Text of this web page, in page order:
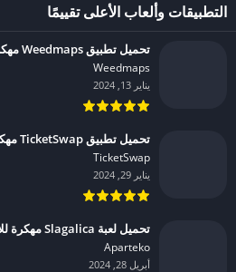
التطبيقات وألعاب الأعلى تقييمًا
تحميل تطبيق Weedmaps مهكر للاندرويد 2024
Weedmaps‏
يناير 13, 2024
تحميل تطبيق TicketSwap مهكر للاندرويد 2024
TicketSwap‏
يناير 29, 2024
تحميل لعبة Slagalica مهكرة للاندرويد 2024
Aparteko‏
أبريل 28, 2024